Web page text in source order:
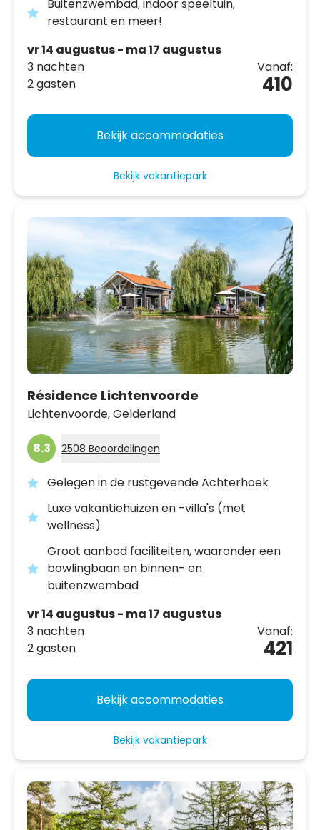
Buitenzwembad, indoor speeltuin,
restaurant en meer!
vr 14 augustus - ma 17 augustus
3 nachten
2 gasten
Vanaf:
410
Bekijk accommodaties
Bekijk vakantiepark
Résidence Lichtenvoorde
Lichtenvoorde,Gelderland
8.3 2508 Beoordelingen
Gelegen in de rustgevende Achterhoek
Luxe vakantiehuizen en -villa's (met
wellness)
Groot aanbod faciliteiten, waaronder een
bowlingbaan en binnen- en
buitenzwembad
vr 14 augustus - ma 17 augustus
3 nachten
2 gasten
Vanaf:
421
Bekijk accommodaties
Bekijk vakantiepark